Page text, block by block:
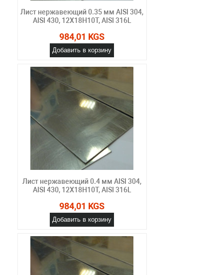
Лист нержавеющий 0.35 мм AISI 304,
AISI 430, 12Х18Н10Т, AISI 316L
984,01 KGS
Добавить в корзину
Лист нержавеющий 0.4 мм AISI 304,
AISI 430, 12Х18Н10Т, AISI 316L
984,01 KGS
Добавить в корзину